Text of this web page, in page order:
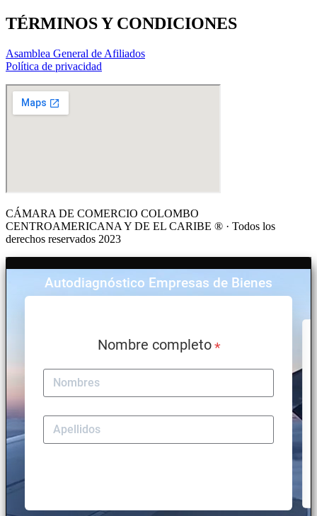
TÉRMINOS Y CONDICIONES
Asamblea General de Afiliados
Política de privacidad
CÁMARA DE COMERCIO COLOMBO
CENTROAMERICANA Y DE EL CARIBE ® · Todos los
derechos reservados 2023